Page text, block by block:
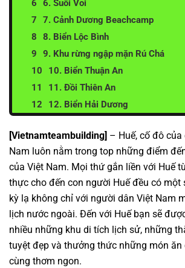
6. Suối Voi
7. Cảnh Dương Beachcamp
8. Biển Lộc Bình
9. Khu rừng ngập mặn Rú Chá
10. Biển Thuận An
11. Đồi Thiên An
12. Biển Hải Dương
[Vietnamteambuilding] – Huế, cố đô
Nam luôn nằm trong top những điểm
của Việt Nam. Mọi thứ gắn liền với Huế
thực cho đến con người Huế đều có một
kỳ lạ không chỉ với người dân Việt Nam
lịch nước ngoài. Đến với Huế bạn sẽ
nhiều những khu di tích lịch sử, những
tuyệt đẹp và thưởng thức những món ăn
cùng thơm ngon.